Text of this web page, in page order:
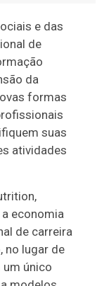
e das
de
da
formas
suas
atividades
economia
de carreira
no lugar de
único